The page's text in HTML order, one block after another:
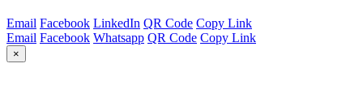
Email Facebook LinkedIn QR Code Copy Link
Email Facebook Whatsapp QR Code Copy Link
×